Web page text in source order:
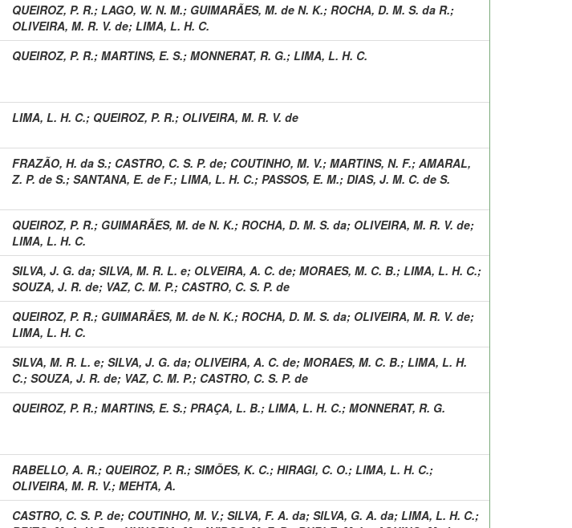
QUEIROZ, P. R.; LAGO, W. N. M.; GUIMARÃES, M. de N. K.; ROCHA, D. M. S. da R.;
OLIVEIRA, M. R. V. de; LIMA, L. H. C.
QUEIROZ, P. R.; MARTINS, E. S.; MONNERAT, R. G.; LIMA, L. H. C.
LIMA, L. H. C.; QUEIROZ, P. R.; OLIVEIRA, M. R. V. de
FRAZÃO, H. da S.; CASTRO, C. S. P. de; COUTINHO, M. V.; MARTINS, N. F.; AMARAL,
Z. P. de S.; SANTANA, E. de F.; LIMA, L. H. C.; PASSOS, E. M.; DIAS, J. M. C. de S.
QUEIROZ, P. R.; GUIMARÃES, M. de N. K.; ROCHA, D. M. S. da; OLIVEIRA, M. R. V. de;
LIMA, L. H. C.
SILVA, J. G. da; SILVA, M. R. L. e; OLVEIRA, A. C. de; MORAES, M. C. B.; LIMA, L. H. C.;
SOUZA, J. R. de; VAZ, C. M. P.; CASTRO, C. S. P. de
QUEIROZ, P. R.; GUIMARÃES, M. de N. K.; ROCHA, D. M. S. da; OLIVEIRA, M. R. V. de;
LIMA, L. H. C.
SILVA, M. R. L. e; SILVA, J. G. da; OLIVEIRA, A. C. de; MORAES, M. C. B.; LIMA, L. H.
C.; SOUZA, J. R. de; VAZ, C. M. P.; CASTRO, C. S. P. de
QUEIROZ, P. R.; MARTINS, E. S.; PRAÇA, L. B.; LIMA, L. H. C.; MONNERAT, R. G.
RABELLO, A. R.; QUEIROZ, P. R.; SIMÕES, K. C.; HIRAGI, C. O.; LIMA, L. H. C.;
OLIVEIRA, M. R. V.; MEHTA, A.
CASTRO, C. S. P. de; COUTINHO, M. V.; SILVA, F. A. da; SILVA, G. A. da; LIMA, L. H. C.;